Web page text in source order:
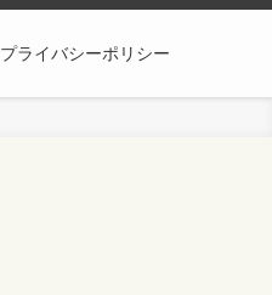
プライバシーポリシー